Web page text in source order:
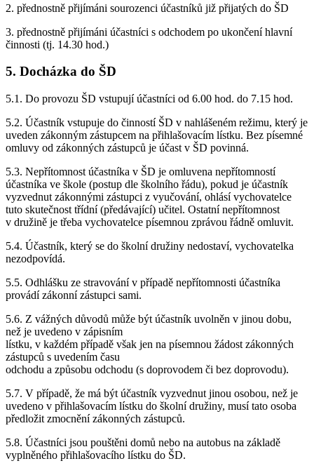
2. přednostně přijímáni sourozenci účastníků již přijatých do ŠD
3. přednostně přijímáni účastníci s odchodem po ukončení hlavní
činnosti (tj. 14.30 hod.)
5. Docházka do ŠD
5.1. Do provozu ŠD vstupují účastníci od 6.00 hod. do 7.15 hod.
5.2. Účastník vstupuje do činností ŠD v nahlášeném režimu, který je
uveden zákonným zástupcem na přihlašovacím lístku. Bez písemné
omluvy od zákonných zástupců je účast v ŠD povinná.
5.3. Nepřítomnost účastníka v ŠD je omluvena nepřítomností
účastníka ve škole (postup dle školního řádu), pokud je účastník
vyzvednut zákonnými zástupci z vyučování, ohlásí vychovatelce
tuto skutečnost třídní (předávající) učitel. Ostatní nepřítomnost
v družině je třeba vychovatelce písemnou zprávou řádně omluvit.
5.4. Účastník, který se do školní družiny nedostaví, vychovatelka
nezodpovídá.
5.5. Odhlášku ze stravování v případě nepřítomnosti účastníka
provádí zákonní zástupci sami.
5.6. Z vážných důvodů může být účastník uvolněn v jinou dobu,
než je uvedeno v zápisním
lístku, v každém případě však jen na písemnou žádost zákonných
zástupců s uvedením času
odchodu a způsobu odchodu (s doprovodem či bez doprovodu).
5.7. V případě, že má být účastník vyzvednut jinou osobou, než je
uvedeno v přihlašovacím lístku do školní družiny, musí tato osoba
předložit zmocnění zákonných zástupců.
5.8. Účastníci jsou pouštěni domů nebo na autobus na základě
vyplněného přihlašovacího lístku do ŠD.